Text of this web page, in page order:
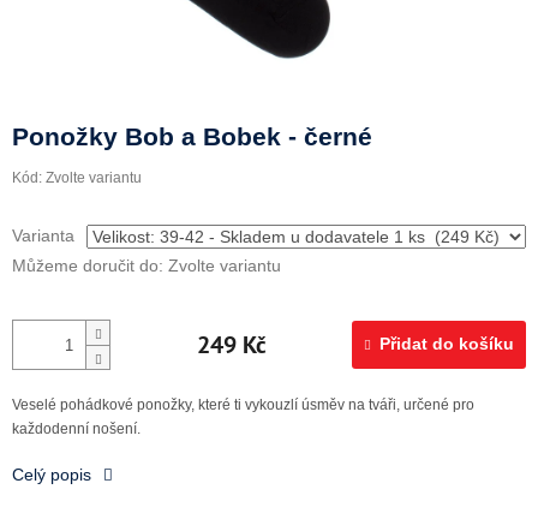
Ponožky Bob a Bobek - černé
Kód: Zvolte variantu
Varianta
Můžeme doručit do: Zvolte variantu
249 Kč Přidat do košíku
Veselé pohádkové ponožky, které ti vykouzlí úsměv na tváři, určené pro
každodenní nošení.
Celý popis